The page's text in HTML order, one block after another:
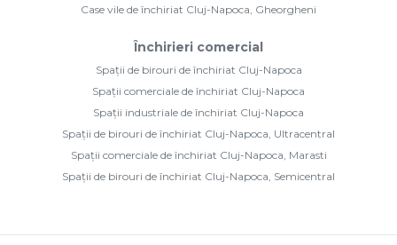
Case vile de închiriat Cluj-Napoca, Gheorgheni
Închirieri comercial
Spații de birouri de închiriat Cluj-Napoca
Spații comerciale de închiriat Cluj-Napoca
Spații industriale de închiriat Cluj-Napoca
Spații de birouri de închiriat Cluj-Napoca, Ultracentral
Spații comerciale de închiriat Cluj-Napoca, Marasti
Spații de birouri de închiriat Cluj-Napoca, Semicentral